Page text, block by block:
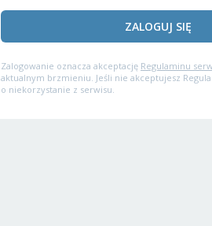
ZALOGUJ SIĘ
Zalogowanie oznacza akceptację Regulaminu
aktualnym brzmieniu. Jeśli nie akceptujesz
o niekorzystanie z serwisu.